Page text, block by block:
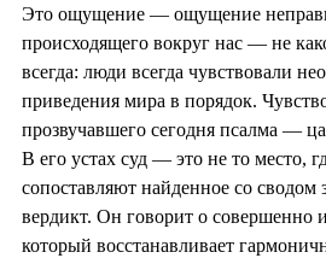
Это ощущение — ощущение
происходящего вокруг нас — не
всегда: люди всегда чувствовали
приведения мира в порядок.
прозвучавшего сегодня псалма —
В его устах суд — это не то место,
сопоставляют найденное со сводом
вердикт. Он говорит о совершенно
который восстанавливает